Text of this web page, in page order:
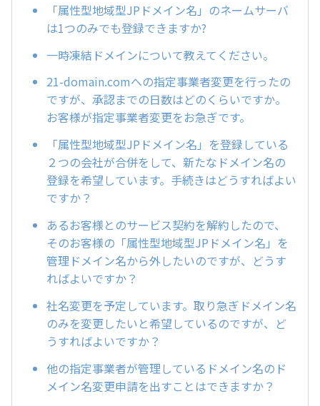
「属性型地域型JPドメイン名」のネームサーバ
は1つのみでも登録できますか?
一時凍結ドメインについて教えてください。
21-domain.comへの指定事業者変更を行ったの
ですが、承認までの日数はどのくらいですか。
お客様が指定事業者変更をお急ぎです。
「属性型地域型JPドメイン名」を登録している
２つの会社が合併をして、新たなドメイン名の
登録を希望しています。手続きはどうすればよい
ですか？
あるお客様とのサービス契約を解約したので、
そのお客様の「属性型地域型JPドメイン名」を
管理ドメイン名から外したいのですが、どうす
ればよいですか？
社名変更を予定しています。取り急ぎドメイン名
のみを変更したいと希望しているのですが、ど
うすればよいですか？
他の指定事業者が管理しているドメイン名のド
メイン名変更申請を出すことはできますか？